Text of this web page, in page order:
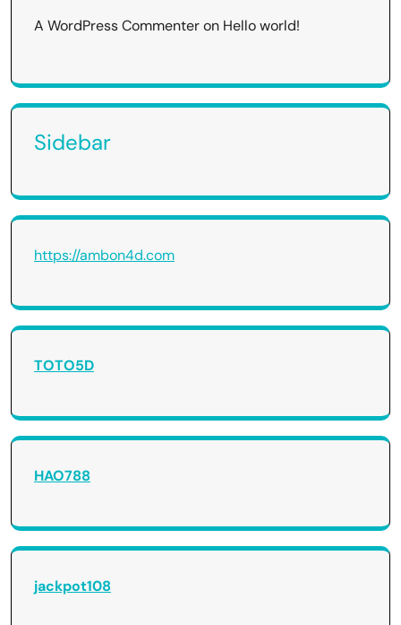
A WordPress Commenteron Hello world!
Sidebar
https://ambon4d.com
TOTO5D
HAO788
jackpot108